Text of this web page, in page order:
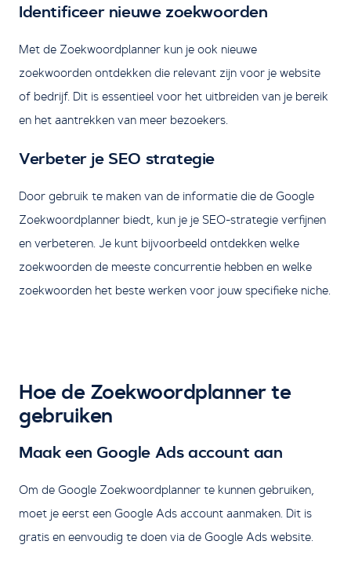
Identificeer nieuwe zoekwoorden
Met de Zoekwoordplanner kun je ook nieuwe
zoekwoorden ontdekken die relevant zijn voor je website
of bedrijf. Dit is essentieel voor het uitbreiden van je bereik
en het aantrekken van meer bezoekers.
Verbeter je SEO strategie
Door gebruik te maken van de informatie die de Google
Zoekwoordplanner biedt, kun je je SEO-strategie verfijnen
en verbeteren. Je kunt bijvoorbeeld ontdekken welke
zoekwoorden de meeste concurrentie hebben en welke
zoekwoorden het beste werken voor jouw specifieke niche.
Hoe de Zoekwoordplanner te
gebruiken
Maak een Google Ads account aan
Om de Google Zoekwoordplanner te kunnen gebruiken,
moet je eerst een Google Ads account aanmaken. Dit is
gratis en eenvoudig te doen via de Google Ads website.